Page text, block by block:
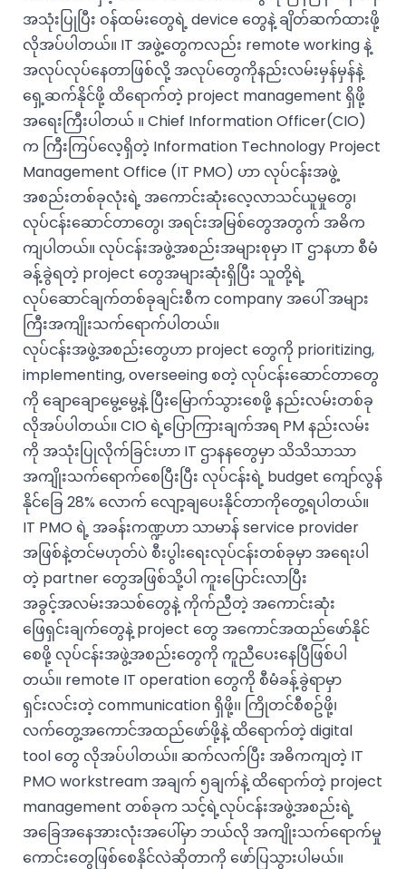
အသုံးပြုပြီး ဝန်ထမ်းတွေရဲ့ device တွေနဲ့ ချိတ်ဆက်ထားဖို့
လိုအပ်ပါတယ်။ IT အဖွဲ့တွေကလည်း remote working နဲ့
အလုပ်လုပ်နေတာဖြစ်လို့ အလုပ်တွေကိုနည်းလမ်းမှန်မှန်နဲ့
ရှေ့ဆက်နိုင်ဖို့ ထိရောက်တဲ့ project management ရှိဖို့
အရေးကြီးပါတယ် ။ Chief Information Officer(CIO)
က ကြီးကြပ်လေ့ရှိတဲ့ Information Technology Project
Management Office (IT PMO) ဟာ လုပ်ငန်းအဖွဲ့
အစည်းတစ်ခုလုံးရဲ့ အကောင်းဆုံးလေ့လာသင်ယူမှုတွေ၊
လုပ်ငန်းဆောင်တာတွေ၊ အရင်းအမြစ်တွေအတွက် အဓိက
ကျပါတယ်။ လုပ်ငန်းအဖွဲ့အစည်းအများစုမှာ IT ဌာနဟာ စီမံ
ခန့်ခွဲရတဲ့ project တွေအများဆုံးရှိပြီး သူတို့ရဲ့
လုပ်ဆောင်ချက်တစ်ခုချင်းစီက company အပေါ် အများ
ကြီးအကျိုးသက်ရောက်ပါတယ်။
လုပ်ငန်းအဖွဲ့အစည်းတွေဟာ project တွေကို prioritizing,
implementing, overseeing စတဲ့ လုပ်ငန်းဆောင်တာတွေ
ကို ချောချောမွေ့မွေ့နဲ့ ပြီးမြောက်သွားစေဖို့ နည်းလမ်းတစ်ခု
လိုအပ်ပါတယ်။ CIO ရဲ့ပြောကြားချက်အရ PM နည်းလမ်း
ကို အသုံးပြုလိုက်ခြင်းဟာ IT ဌာနနတွေမှာ သိသိသာသာ
အကျိုးသက်ရောက်စေပြီးပြီး လုပ်ငန်းရဲ့ budget ကျော်လွန်
နိုင်ခြေ 28% လောက် လျော့ချပေးနိုင်တာကိုတွေ့ရပါတယ်။
IT PMO ရဲ့ အခန်းကဏ္ဍဟာ သာမာန် service provider
အဖြစ်နဲ့တင်မဟုတ်ပဲ စီးပွါးရေးလုပ်ငန်းတစ်ခုမှာ အရေးပါ
တဲ့ partner တွေအဖြစ်သို့ပါ ကူးပြောင်းလာပြီး
အခွင့်အလမ်းအသစ်တွေနဲ့ ကိုက်ညီတဲ့ အကောင်းဆုံး
ဖြေရှင်းချက်တွေနဲ့ project တွေ အကောင်အထည်ဖော်နိုင်
စေဖို့ လုပ်ငန်းအဖွဲ့အစည်းတွေကို ကူညီပေးနေပြီဖြစ်ပါ
တယ်။ remote IT operation တွေကို စီမံခန့်ခွဲရာမှာ
ရှင်းလင်းတဲ့ communication ရှိဖို့၊၊ ကြိုတင်စီစဥ်ဖို့၊
လက်တွေ့အကောင်အထည်ဖော်ဖို့နဲ့ ထိရောက်တဲ့ digital
tool တွေ လိုအပ်ပါတယ်။ ဆက်လက်ပြီး အဓိကကျတဲ့ IT
PMO workstream အချက် ၅ချက်နဲ့ ထိရောက်တဲ့ project
management တစ်ခုက သင့်ရဲ့လုပ်ငန်းအဖွဲ့အစည်းရဲ့
အခြေအနေအားလုံးအပေါ်မှာ ဘယ်လို အကျိုးသက်ရောက်မှု
ကောင်းတွေဖြစ်စေနိုင်လဲဆိုတာကို ဖော်ပြသွားပါမယ်။